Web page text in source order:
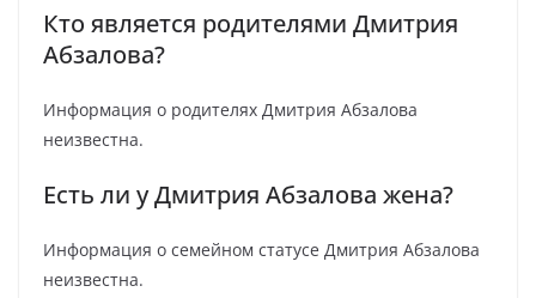
Кто является родителями Дмитрия
Абзалова?
Информация о родителях Дмитрия Абзалова
неизвестна.
Есть ли у Дмитрия Абзалова жена?
Информация о семейном статусе Дмитрия Абзалова
неизвестна.